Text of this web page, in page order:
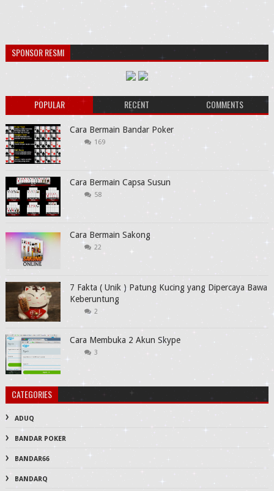
SPONSOR RESMI
POPULAR RECENT COMMENTS
Cara Bermain Bandar Poker
169
Cara Bermain Capsa Susun
58
Cara Bermain Sakong
22
7 Fakta ( Unik ) Patung Kucing yang Dipercaya Bawa
Keberuntung
2
Cara Membuka 2 Akun Skype
3
CATEGORIES
ADUQ
BANDAR POKER
BANDAR66
BANDARQ